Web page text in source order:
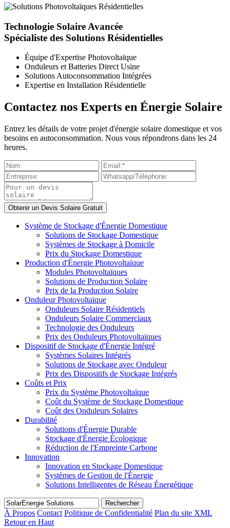
Technologie Solaire Avancée
Spécialiste des Solutions Résidentielles
Équipe d'Expertise Photovoltaïque
Onduleurs et Batteries Direct Usine
Solutions Autoconsommation Intégrées
Expertise en Installation Résidentielle
Contactez nos Experts en Énergie Solaire
Entrez les détails de votre projet d'énergie solaire domestique et vos
besoins en autoconsommation. Nous vous répondrons dans les 24
heures.
Système de Stockage d'Énergie Domestique
Solutions de Stockage Domestique
Systèmes de Stockage à Domicile
Prix du Stockage Domestique
Production d'Énergie Photovoltaïque
Modules Photovoltaïques
Solutions de Production Solaire
Prix de la Production Solaire
Onduleur Photovoltaïque
Onduleurs Solaire Résidentiels
Onduleurs Solaire Commerciaux
Technologie des Onduleurs
Prix des Onduleurs Photovoltaïques
Dispositif de Stockage d'Énergie Intégré
Systèmes Solaires Intégrés
Solutions de Stockage avec Onduleur
Prix des Dispositifs de Stockage Intégrés
Coûts et Prix
Prix du Système Photovoltaïque
Coût du Système de Stockage Domestique
Coût des Onduleurs Solaires
Durabilité
Solutions d'Énergie Durable
Stockage d'Énergie Écologique
Réduction de l'Empreinte Carbone
Innovation
Innovation en Stockage Domestique
Systèmes de Gestion de l'Énergie
Solutions Intelligentes de Réseau Énergétique
Rechercher
À Propos Contact Politique de Confidentialité Plan du site XML
Retour en Haut